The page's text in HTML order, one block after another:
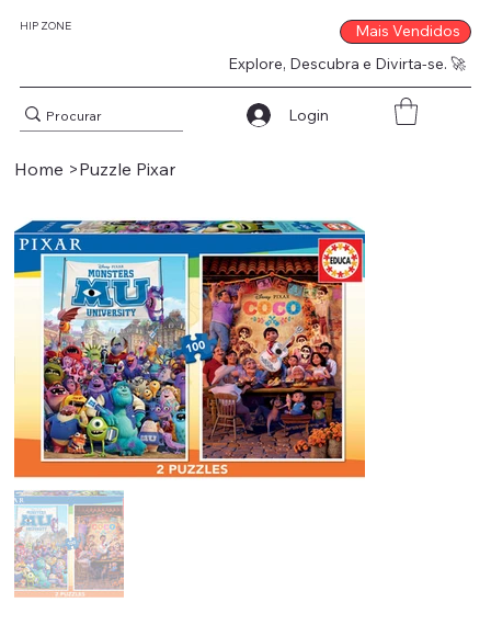
HIP ZONE
Explore, Descubra e Divirta-se. 🚀
Mais Vendidos
Login
Home >Puzzle Pixar